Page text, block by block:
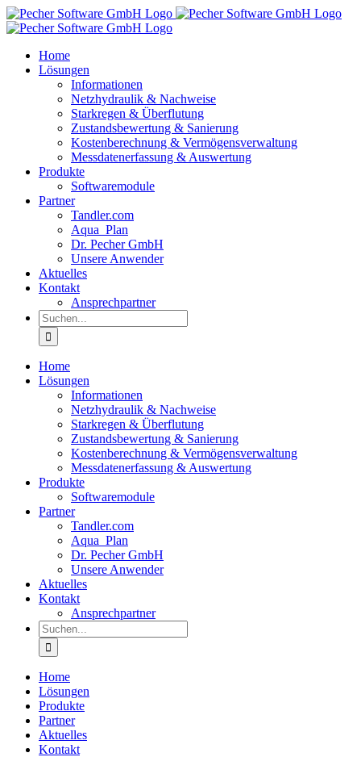
Zum
Inhalt
Home
Lösungen
Informationen
Netzhydraulik & Nachweise
Starkregen & Überflutung
Zustandsbewertung & Sanierung
Kostenberechnung & Vermögensverwaltung
Messdatenerfassung & Auswertung
Produkte
Softwaremodule
Partner
Tandler.com
Aqua_Plan
Dr. Pecher GmbH
Unsere Anwender
Aktuelles
Kontakt
Ansprechpartner
Suche
nach:
Home
Lösungen
Informationen
Netzhydraulik & Nachweise
Starkregen & Überflutung
Zustandsbewertung & Sanierung
Kostenberechnung & Vermögensverwaltung
Messdatenerfassung & Auswertung
Produkte
Softwaremodule
Partner
Tandler.com
Aqua_Plan
Dr. Pecher GmbH
Unsere Anwender
Aktuelles
Kontakt
Ansprechpartner
Suche
nach:
Home
Lösungen
Produkte
Partner
Aktuelles
Kontakt